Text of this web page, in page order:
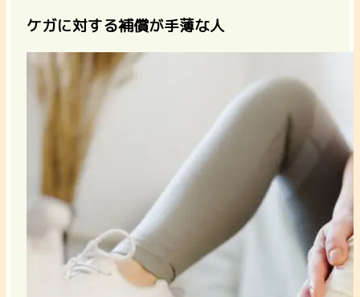
ケガに対する補償が手薄な人